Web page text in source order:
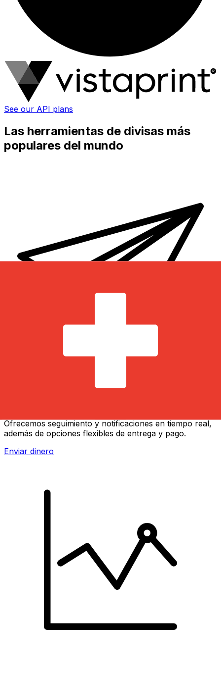
See our API plans
Las herramientas de divisas más
populares del mundo
Ofrecemos seguimiento y notificaciones en tiempo real,
además de opciones flexibles de entrega y pago.
Enviar dinero